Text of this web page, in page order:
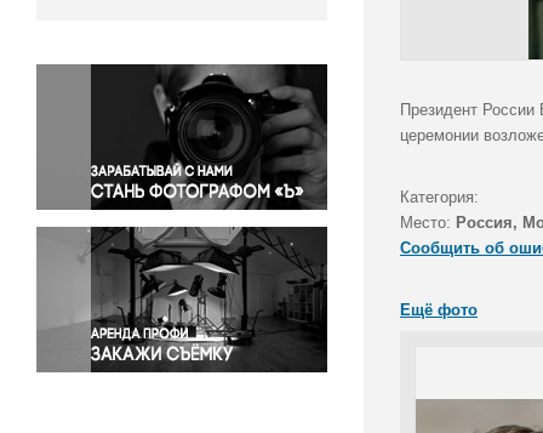
Окружающая среда
Политика
Правосудие
Происшествия и конфликты
Религия
Светская жизнь
Спорт
Экология
Экономика и бизнес
Президент
церемонии
Категория:
Место: Россия,
Сообщить об
Ещё фото